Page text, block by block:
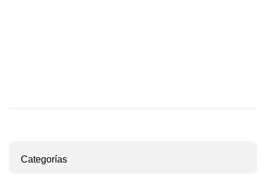
Categorías